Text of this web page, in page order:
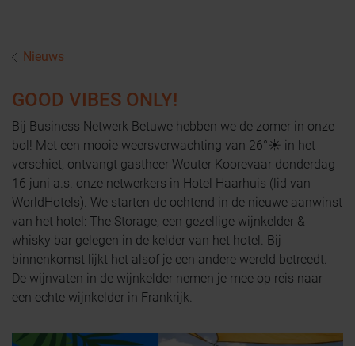
Nieuws
GOOD VIBES ONLY!
Bij Business Netwerk Betuwe hebben we de zomer in onze
bol! Met een mooie weersverwachting van 26°☀️ in het
verschiet, ontvangt gastheer Wouter Koorevaar donderdag
16 juni a.s. onze netwerkers in Hotel Haarhuis (lid van
WorldHotels). We starten de ochtend in de nieuwe aanwinst
van het hotel: The Storage, een gezellige wijnkelder &
whisky bar gelegen in de kelder van het hotel. Bij
binnenkomst lijkt het alsof je een andere wereld betreedt.
De wijnvaten in de wijnkelder nemen je mee op reis naar
een echte wijnkelder in Frankrijk.